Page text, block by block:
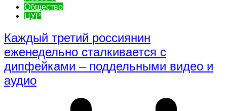
Общество
ЦУР
Каждый третий россиянин
еженедельно сталкивается с
дипфейками – поддельными видео и
аудио